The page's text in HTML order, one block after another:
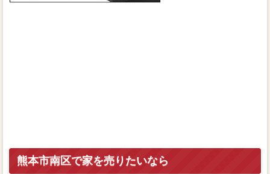
熊本市南区で家を売りたいなら